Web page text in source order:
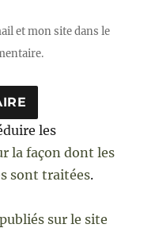
et mon site dans le
les
la façon dont les
sont traitées.
sur le site